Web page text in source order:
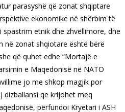
parasyshë që zonat shqiptare
ekonomike në shërbim të
etnik dhe zhvëllimore, dhe
në zonat shqiotare është bërë
që quhet edhe “Mortajë e
e Maqedonisë në NATO
jo me shkop magjik por
qe krijohet meq
përfundoi Kryetari i ASH